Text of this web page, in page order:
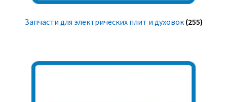
Запчасти для электрических плит и духовок (255)